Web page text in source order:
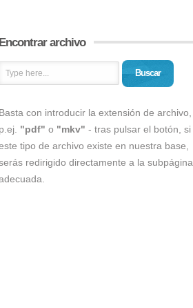
Encontrar archivo
Buscar
Basta con introducir la extensión de archivo,
p.ej. "pdf" o "mkv" - tras pulsar el botón, si
tipo de archivo existe en nuestra base,
redirigido directamente a la subpágina